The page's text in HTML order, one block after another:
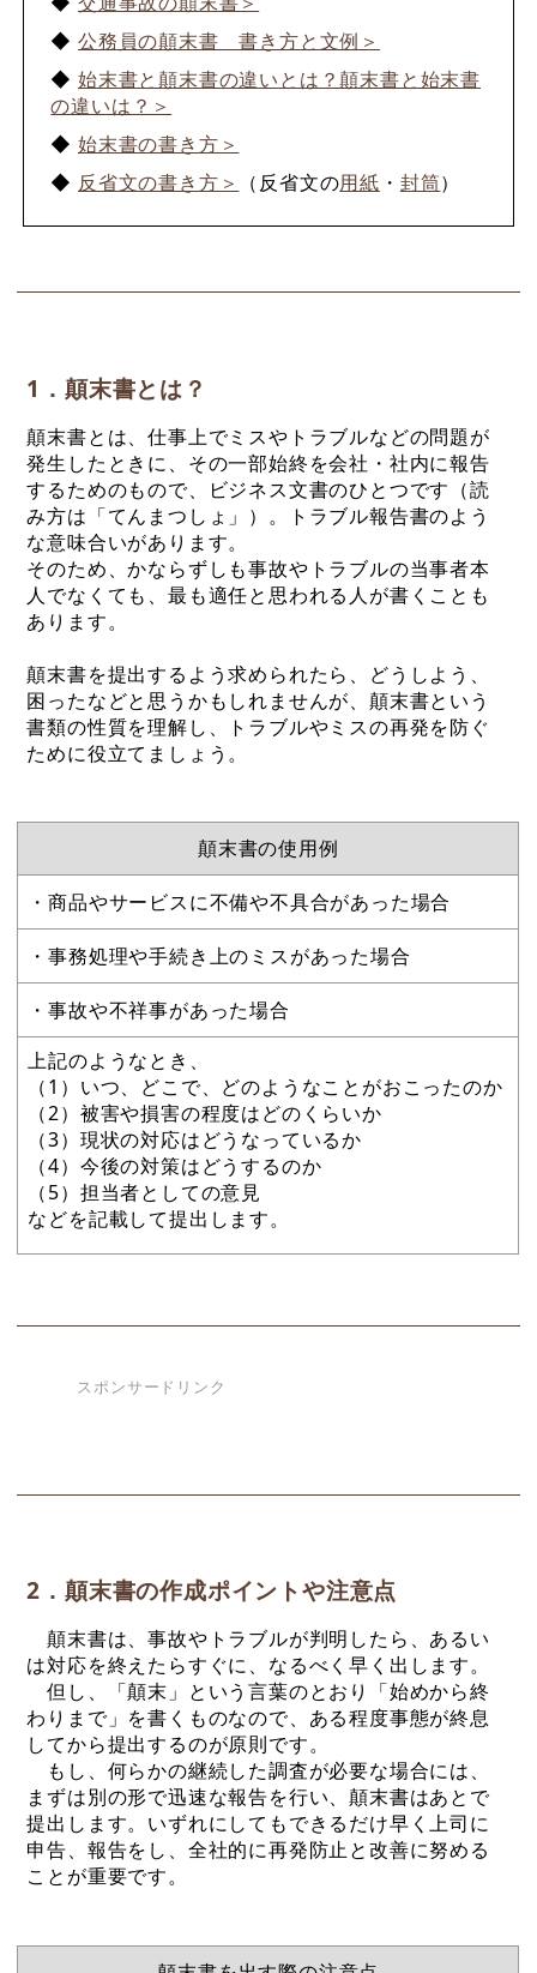
◆ 公務員の顛末書 書き方と文例＞
◆ 始末書と顛末書の違いとは？顛末書と始末書
の違いは？＞
◆ 始末書の書き方＞
◆ 反省文の書き方＞ （反省文の用紙 ・ 封筒）
1．顛末書とは？
顛末書とは、仕事上でミスやトラブルなどの問題が
発生したときに、その一部始終を会社・社内に報告
するためのもので、ビジネス文書のひとつです（読
み方は「てんまつしょ」）。トラブル報告書のよう
な意味合いがあります。
そのため、かならずしも事故やトラブルの当事者本
人でなくても、最も適任と思われる人が書くことも
あります。
顛末書を提出するよう求められたら、どうしよう、
困ったなどと思うかもしれませんが、顛末書という
書類の性質を理解し、トラブルやミスの再発を防ぐ
ために役立てましょう。
顛末書の使用例
・商品やサービスに不備や不具合があった場合
・事務処理や手続き上のミスがあった場合
・事故や不祥事があった場合
上記のようなとき、
（1）いつ、どこで、どのようなことがおこったのか
（2）被害や損害の程度はどのくらいか
（3）現状の対応はどうなっているか
（4）今後の対策はどうするのか
（5）担当者としての意見
などを記載して提出します。
スポンサードリンク
2．顛末書の作成ポイントや注意点
顛末書は、事故やトラブルが判明したら、あるい
は対応を終えたらすぐに、なるべく早く出します。
但し、「顛末」という言葉のとおり「始めから終
わりまで」を書くものなので、ある程度事態が終息
してから提出するのが原則です。
もし、何らかの継続した調査が必要な場合には、
まずは別の形で迅速な報告を行い、顛末書はあとで
提出します。いずれにしてもできるだけ早く上司に
申告、報告をし、全社的に再発防止と改善に努める
ことが重要です。